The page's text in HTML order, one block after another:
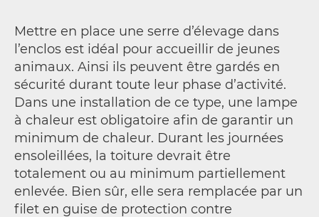
Mettre en place une serre d’élevage dans
l’enclos est idéal pour accueillir de jeunes
animaux. Ainsi ils peuvent être gardés en
sécurité durant toute leur phase d’activité.
Dans une installation de ce type, une lampe
à chaleur est obligatoire afin de garantir un
minimum de chaleur. Durant les journées
ensoleillées, la toiture devrait être
totalement ou au minimum partiellement
enlevée. Bien sûr, elle sera remplacée par un
filet en guise de protection contre